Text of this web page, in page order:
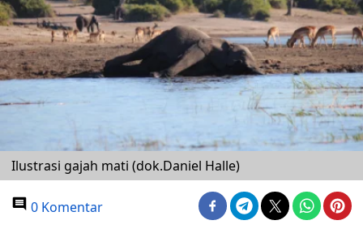
Ilustrasi gajah mati (dok.Daniel Halle)
0 Komentar